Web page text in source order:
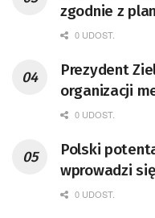
zgodnie z
0 UDOST.
Prezydent
organizacji
0 UDOST.
Polski
wprowadzi
0 UDOST.